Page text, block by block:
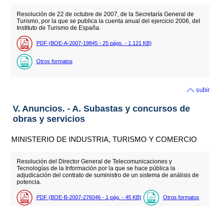
Resolución de 22 de octubre de 2007, de la Secretaría General de
Turismo, por la que se publica la cuenta anual del ejercicio 2006, del
Instituto de Turismo de España.
PDF (BOE-A-2007-19845 - 25 págs. - 1.121 KB)
Otros formatos
subir
V. Anuncios. - A. Subastas y concursos de
obras y servicios
MINISTERIO DE INDUSTRIA, TURISMO Y COMERCIO
Resolución del Director General de Telecomunicaciones y
Tecnologías de la Información por la que se hace pública la
adjudicación del contrato de suministro de un sistema de análisis de
potencia.
PDF (BOE-B-2007-276046 - 1 pág. - 45 KB) Otros formatos